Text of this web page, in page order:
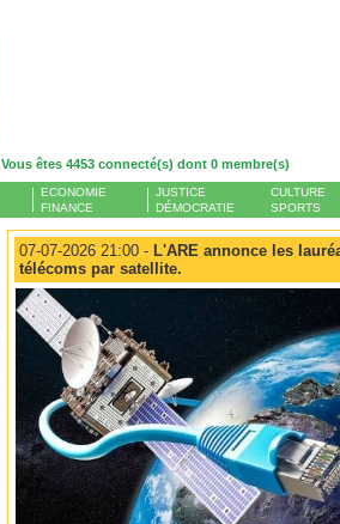
Vous êtes 4453 connecté(s) dont 0 membre(s)
ECONOMIE
FINANCE
JUSTICE
DÉMOCRATIE
CULTURE
SPORTS
07-07-2026 21:00 - L'ARE annonce les
télécoms par satellite.